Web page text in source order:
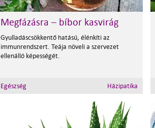
Megfázásra – bíbor kasvirág
Gyulladáscsökkentő hatású, élénkíti az
immunrendszert. Teája növeli a szervezet
ellenálló képességét.
Egészség Házipatika